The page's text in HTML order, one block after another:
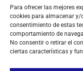
Para ofrecer las mejores
cookies para almacenar y/
consentimiento de estas
comportamiento de
No consentir o retirar el
ciertas características y